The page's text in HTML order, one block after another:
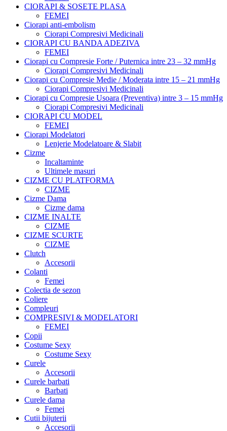
CIORAPI & SOSETE PLASA
FEMEI
Ciorapi anti-embolism
Ciorapi Compresivi Medicinali
CIORAPI CU BANDA ADEZIVA
FEMEI
Ciorapi cu Compresie Forte / Puternica intre 23 – 32 mmHg
Ciorapi Compresivi Medicinali
Ciorapi cu Compresie Medie / Moderata intre 15 – 21 mmHg
Ciorapi Compresivi Medicinali
Ciorapi cu Compresie Usoara (Preventiva) intre 3 – 15 mmHg
Ciorapi Compresivi Medicinali
CIORAPI CU MODEL
FEMEI
Ciorapi Modelatori
Lenjerie Modelatoare & Slabit
Cizme
Incaltaminte
Ultimele masuri
CIZME CU PLATFORMA
CIZME
Cizme Dama
Cizme dama
CIZME INALTE
CIZME
CIZME SCURTE
CIZME
Clutch
Accesorii
Colanti
Femei
Colectia de sezon
Coliere
Compleuri
COMPRESIVI & MODELATORI
FEMEI
Copii
Costume Sexy
Costume Sexy
Curele
Accesorii
Curele barbati
Barbati
Curele dama
Femei
Cutii bijuterii
Accesorii